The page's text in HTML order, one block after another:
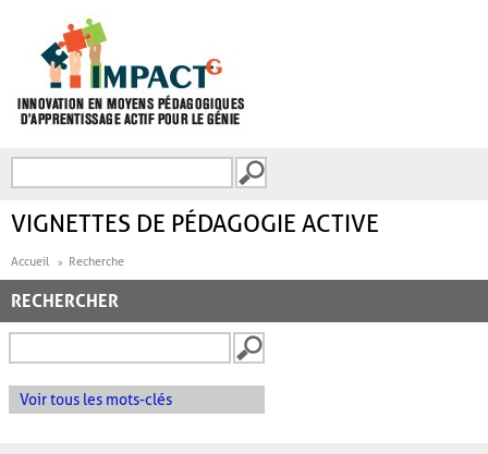
FORMULAIRE DE
VIGNETTES DE PÉDAGOGIE ACTIVE
Accueil Recherche
RECHERCHER
Voir tous les mots-clés